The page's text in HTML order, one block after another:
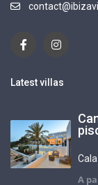
Latest villas